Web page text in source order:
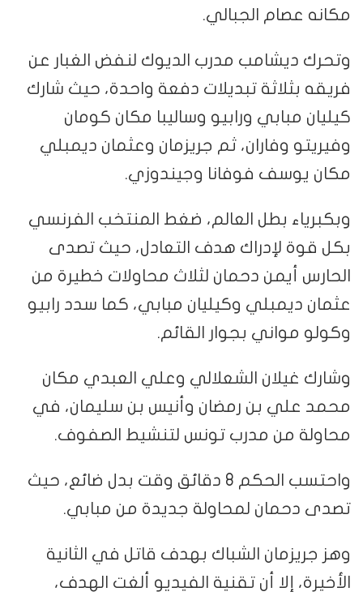
مكانه عصام الجبالي.
وتحرك ديشامب مدرب الديوك لنفض الغبار عن
فريقه بثلاثة تبديلات دفعة واحدة، حيث شارك
كيليان مبابي ورابيو وساليبا مكان كومان
وفيريتو وفاران، ثم جريزمان وعثمان ديمبلي
مكان يوسف فوفانا وجيندوزي.
وبكبرياء بطل العالم، ضغط المنتخب الفرنسي
بكل قوة لإدراك هدف التعادل، حيث تصدى
الحارس أيمن دحمان لثلاث محاولات خطيرة من
عثمان ديمبلي وكيليان مبابي، كما سدد رابيو
وكولو مواني بجوار القائم.
وشارك غيلان الشعلالي وعلي العبدي مكان
محمد علي بن رمضان وأنيس بن سليمان، في
محاولة من مدرب تونس لتنشيط الصفوف.
واحتسب الحكم 8 دقائق وقت بدل ضائع، حيث
تصدى دحمان لمحاولة جديدة من مبابي.
وهز جريزمان الشباك بهدف قاتل في الثانية
الأخيرة، إلا أن تقنية الفيديو ألغت الهدف،